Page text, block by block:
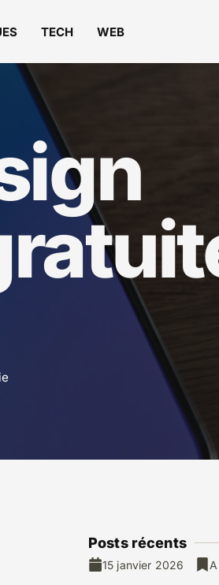
TECH WEB
Posts récents
15 janvier 2026